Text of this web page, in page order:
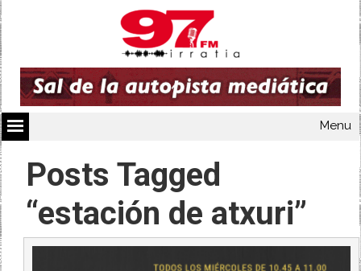
Menu
Posts Tagged
“estación de atxuri”